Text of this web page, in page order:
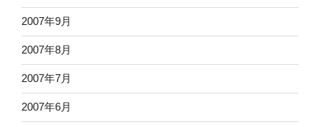
2007年9月
2007年8月
2007年7月
2007年6月